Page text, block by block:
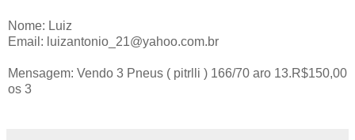
Nome: Luiz
Email: luizantonio_21@yahoo.com.br
Mensagem: Vendo 3 Pneus ( pitrlli ) 166/70 aro 13.R$150,00
os 3